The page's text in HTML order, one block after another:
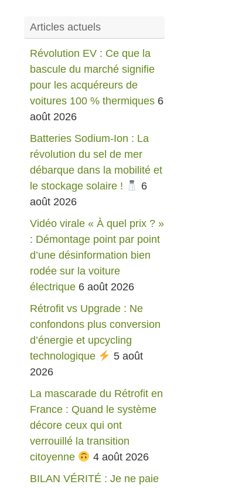
Articles actuels
Révolution EV : Ce que la
bascule du marché signifie
pour les acquéreurs de
voitures 100 % thermiques 6
août 2026
Batteries Sodium-Ion : La
révolution du sel de mer
débarque dans la mobilité et
le stockage solaire !
6
août 2026
Vidéo virale « À quel prix ? »
: Démontage point par point
d’une désinformation bien
rodée sur la voiture
électrique 6 août 2026
Rétrofit vs Upgrade : Ne
confondons plus conversion
d’énergie et upcycling
technologique
5 août
2026
La mascarade du Rétrofit en
France : Quand le système
décore ceux qui ont
verrouillé la transition
citoyenne
4 août 2026
BILAN VÉRITÉ : Je ne paie